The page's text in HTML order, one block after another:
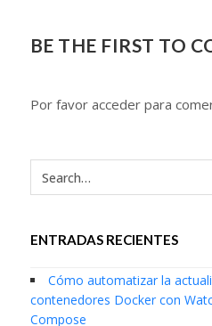
BE THE FIRST TO
Por favor acceder para
ENTRADAS RECIENTES
Cómo automatizar la
contenedores Docker con
Compose